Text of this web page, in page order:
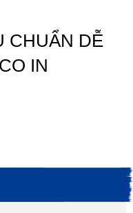
CHUẨN DỄ
IN